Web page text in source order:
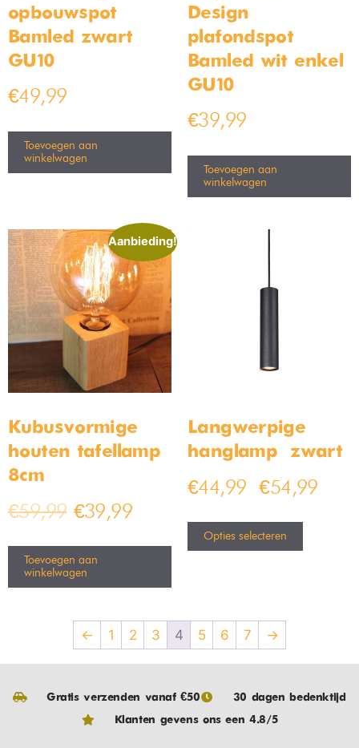
opbouwspot
Bamled zwart
GU10
€49,99
Toevoegen aan
winkelwagen
Design
plafondspot
Bamled wit enkel
GU10
€39,99
Toevoegen aan
winkelwagen
Aanbieding!
Kubusvormige
houten tafellamp
8cm
€59,99 €39,99
Toevoegen aan
winkelwagen
Langwerpige
hanglamp – zwart
€44,99 –€54,99
Opties selecteren
← 1 2 3 4 5 6 7 →
Gratis verzenden vanaf €50
30 dagen bedenktijd
Klanten gevens ons een 4.8/5